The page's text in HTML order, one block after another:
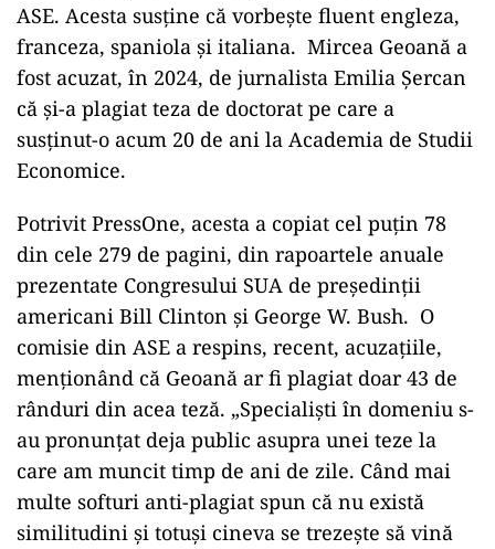
ASE. Acesta susține că vorbește fluent engleza,
franceza, spaniola și italiana. Mircea Geoană a
fost acuzat, în 2024, de jurnalista Emilia Șercan
că și-a plagiat teza de doctorat pe care a
susținut-o acum 20 de ani la Academia de Studii
Economice.
Potrivit PressOne, acesta a copiat cel puțin 78
din cele 279 de pagini, din rapoartele anuale
prezentate Congresului SUA de președinții
americani Bill Clinton și George W. Bush. O
comisie din ASE a respins, recent, acuzațiile,
menționând că Geoană ar fi plagiat doar 43 de
rânduri din acea teză. „Specialiști în domeniu s-
au pronunțat deja public asupra unei teze la
care am muncit timp de ani de zile. Când mai
multe softuri anti-plagiat spun că nu există
similitudini și totuși cineva se trezește să vină